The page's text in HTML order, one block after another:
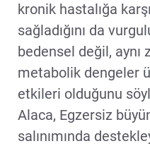
kronik hastalığa
sağladığını da
bedensel değil,
metabolik dengeler
etkileri olduğunu
Alaca, Egzersiz
salınımında